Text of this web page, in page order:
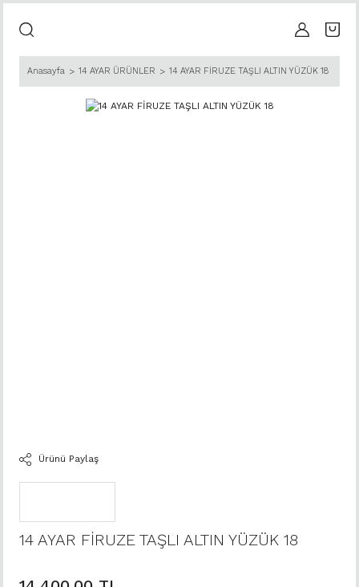
Anasayfa 14 AYAR ÜRÜNLER 14 AYAR FİRUZE TAŞLI ALTIN YÜZÜK 18
Ürünü Paylaş
14 AYAR FİRUZE TAŞLI ALTIN YÜZÜK 18